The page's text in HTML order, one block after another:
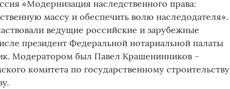
«Модернизация наследственного права:
массу и обеспечить волю наследодателя».
ведущие российские и зарубежные
президент Федеральной нотариальной палаты
Модератором был Павел Крашенинников –
комитета по государственному строительству